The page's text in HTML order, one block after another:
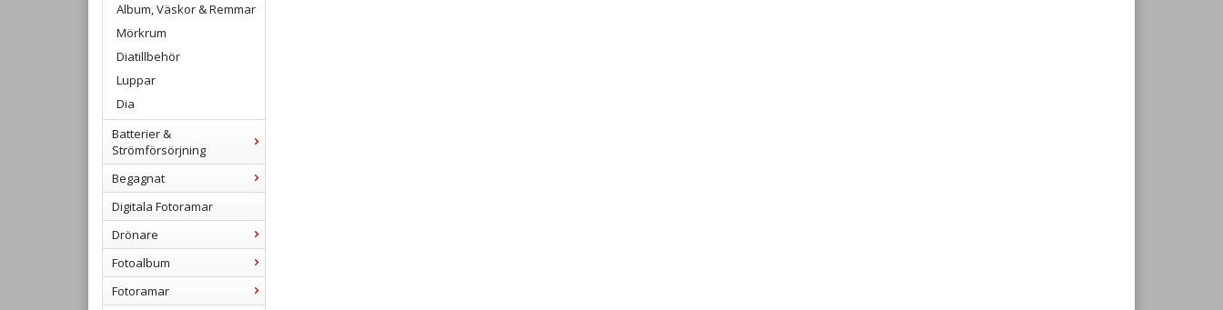
Album, Väskor & Remmar
Mörkrum
Diatillbehör
Luppar
Dia
Batterier &
Strömförsörjning
Begagnat
Digitala Fotoramar
Drönare
Fotoalbum
Fotoramar